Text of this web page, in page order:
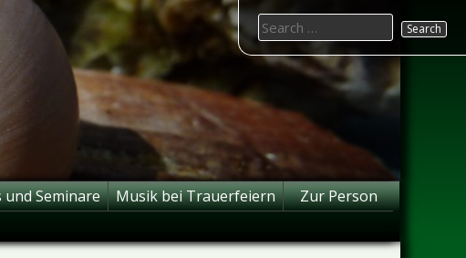
Seminare Musik bei Trauerfeiern
Zur Person
Search
for: